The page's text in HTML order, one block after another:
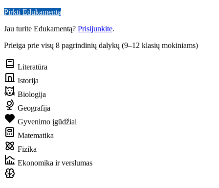
Pirkti Edukamentą
Jau turite Edukamentą? Prisijunkite.
Prieiga prie visų 8 pagrindinių dalykų (9–12 klasių mokiniams)
Literatūra
Istorija
Biologija
Geografija
Gyvenimo įgūdžiai
Matematika
Fizika
Ekonomika ir verslumas